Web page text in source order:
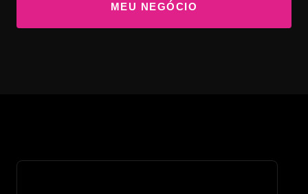
MEU NEGÓCIO